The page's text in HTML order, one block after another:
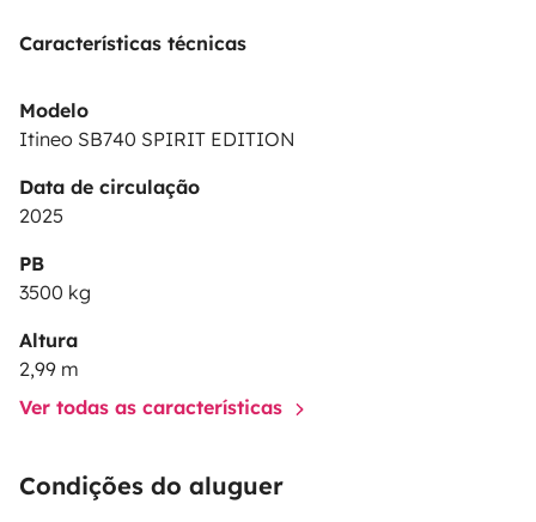
Características técnicas
Modelo
Itineo SB740 SPIRIT EDITION
Data de circulação
2025
PB
3500 kg
Altura
2,99 m
Ver todas as características
Condições do aluguer